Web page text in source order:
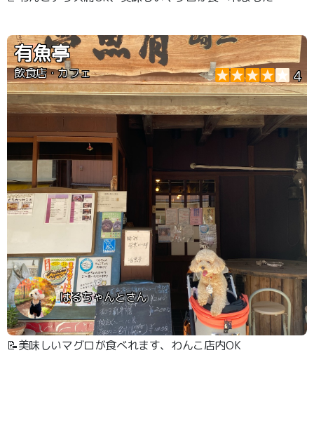
有魚亭
飲食店・カフェ 4
はるちゃんとさん
📝美味しいマグロが食べれます、わんこ店内OK